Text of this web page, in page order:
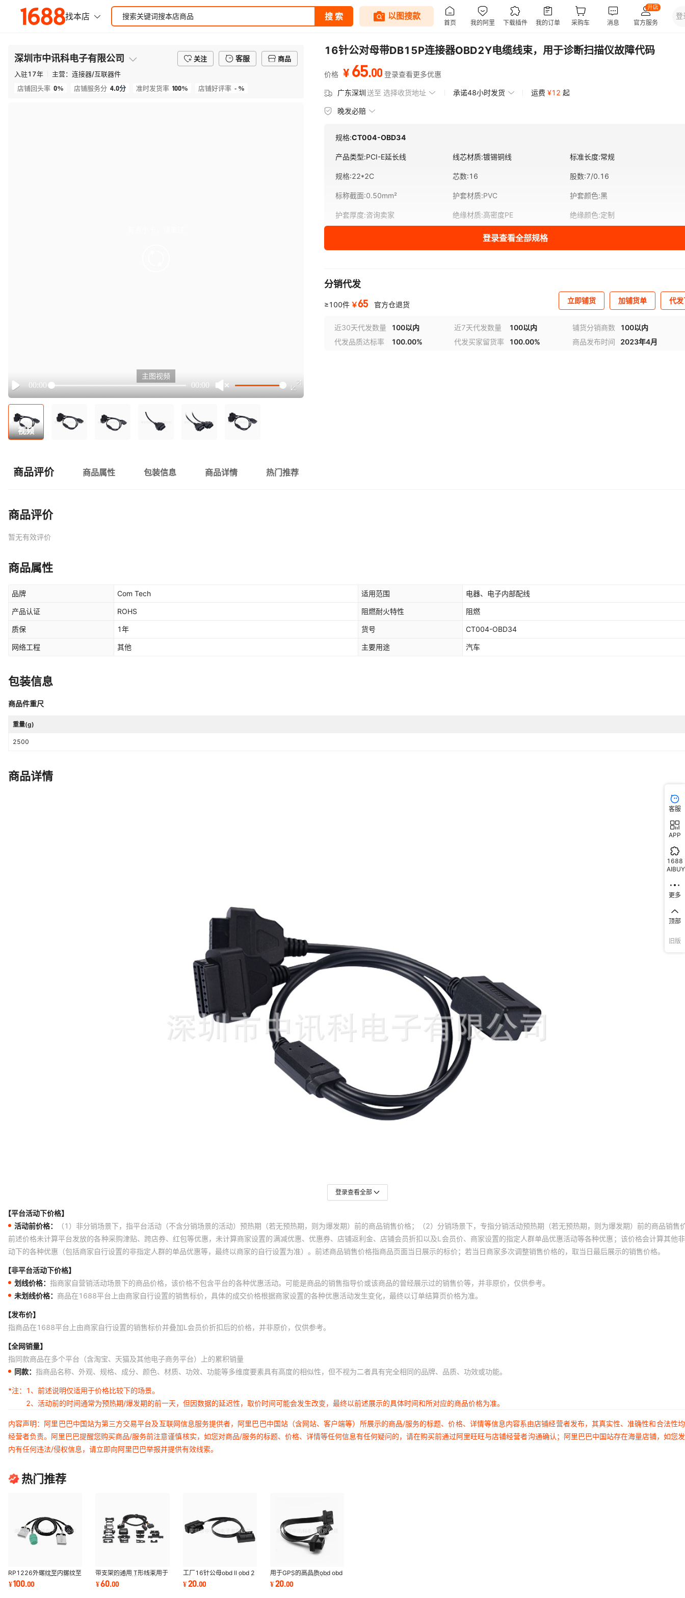
深圳市中讯科电子有限公司 关注 客服
商品
入驻17年 主营： 连接器/互联器件
店铺回头率 0% 店铺服务分 4.0分 准时发货率 100% 店铺好评率 - %
Play
00:00 00:00
主图视频
视频
16针公对母带DB15P连接器OBD2Y电缆线束，用于诊断扫描仪故障代码
价格 ¥ 65.00 登录查看更多优惠
广东深圳送至 选择收货地址 承诺48小时发货 运费 ¥12 起
晚发必赔
规格:CT004-OBD34
产品类型:PCI-E延长线 线芯材质:镀锡铜线 标准长度:常规
规格:22*2C 芯数:16 股数:7/0.16
标称截面:0.50mm² 护套材质:PVC 护套颜色:黑
护套厚度:咨询卖家 绝缘材质:高密度PE 绝缘颜色:定制
- 40℃～80℃
¥65 库存 1000
登录查看全部规格
分销代发
≥100件 ￥65 官方仓退货 立即铺货 加铺货单 代
近30天代发数量 100以内 近7天代发数量 100以内 铺货分销商数
100以内
代发品质达标率
100.00% 代发买家留货率 100.00% 商品发布时间 2023年4月
商品评价 商品属性 包装信息 商品详情 热门推荐
商品评价
暂无有效评价
商品属性
品牌 Com Tech 适用范围 电器、电子内部配线
产品认证 ROHS 阻燃耐火特性 阻燃
质保 1年 货号 CT004-OBD34
网络工程 其他 主要用途 汽车
包装信息
商品件重尺
重量(g)
2500
商品详情
登录查看全部
【平台活动下价格】
活动前价格：
（1）非分销场景下，指平台活动（不含分销场景的活动）预热期（若无预热期，则为爆发期）前的商品销售价格；（2）分销场景下，专指分销活动预热期（若无预热期，则为爆发期）前的商品销售
前述价格未计算平台发放的各种采购津贴、跨店券、红包等优惠，未计算商家设置的满减优惠、优惠券、店铺返利金、店铺会员折扣以及L会员价、商家设置的指定人群单品优惠活动等各种优惠；该价格会计算其他
动下的各种优惠（包括商家自行设置的非指定人群的单品优惠等，最终以商家的自行设置为准）。前述商品销售价格指商品页面当日展示的标价；若当日商家多次调整销售价格的，取当日最后展示的销售价格。
【非平台活动下价格】
划线价格： 指商家自营销活动场景下的商品价格，该价格不包含平台的各种优惠活动。可能是商品的销售指导价或该商品的曾经展示过的销售价等，并非原价，仅供参考。
未划线价格： 商品在1688平台上由商家自行设置的销售标价，具体的成交价格根据商家设置的各种优惠活动发生变化，最终以订单结算页价格为准。
【发布价】
指商品在1688平台上由商家自行设置的销售标价并叠加L会员价折扣后的价格，并非原价，仅供参考。
【全网销量】
指同款商品在多个平台（含淘宝、天猫及其他电子商务平台）上的累积销量
同款： 指商品名称、外观、规格、成分、颜色、材质、功效、功能等多维度要素具有高度的相似性，但不视为二者具有完全相同的品牌、品质、功效或功能。
*注：
1、前述说明仅适用于价格比较下的场景。
2、活动前的时间通常为预热期/爆发期的前一天，但因数据的延迟性，取价时间可能会发生改变，最终以前述展示的具体时间和所对应的商品价格为准。
内容声明：阿里巴巴中国站为第三方交易平台及互联网信息服务提供者，阿里巴巴中国站（含网站、客户端等）所展示的商品/服务的标题、价格、详情等信息内容系由店铺经营者发布，其真实性、准确性和合法性
经营者负责。阿里巴巴提醒您购买商品/服务前注意谨慎核实，如您对商品/服务的标题、价格、详情等任何信息有任何疑问的，请在购买前通过阿里旺旺与店铺经营者沟通确认；阿里巴巴中国站存在海量店铺，如您
内有任何违法/侵权信息，请立即向阿里巴巴举报并提供有效线索。
热门推荐
RP1226外螺纹至内螺纹至
J1939 ELD装置的延长分
流器Y电缆
¥100.00
带支架的通用 T形线束用于
OBD2诊断扫描仪16针
OBD Y分裂电缆
¥60.00
工厂16针公母obd ll obd 2
obd 2 obd ii obd ii t扁平电
缆
¥20.00
用于GPS的高品质obd obd
ii obd2扁平y电缆线束
¥20.00
客服
APP
1688
AIBUY
更多
顶部
旧版